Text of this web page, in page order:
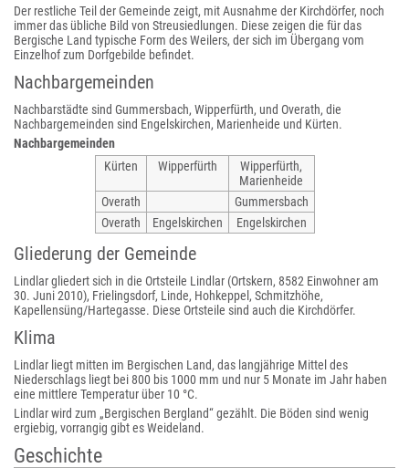
Der restliche Teil der Gemeinde zeigt, mit Ausnahme der Kirchdörfer, noch
immer das übliche Bild von Streusiedlungen. Diese zeigen die für das
Bergische Land typische Form des Weilers, der sich im Übergang vom
Einzelhof zum Dorfgebilde befindet.
Nachbargemeinden
Nachbarstädte sind Gummersbach, Wipperfürth, und Overath, die
Nachbargemeinden sind Engelskirchen, Marienheide und Kürten.
Nachbargemeinden
Kürten
Wipperfürth
Wipperfürth,
Marienheide
Overath
Gummersbach
Overath
Engelskirchen Engelskirchen
Gliederung der Gemeinde
Lindlar gliedert sich in die Ortsteile Lindlar (Ortskern, 8582 Einwohner am
30. Juni 2010), Frielingsdorf, Linde, Hohkeppel, Schmitzhöhe,
Kapellensüng/Hartegasse. Diese Ortsteile sind auch die Kirchdörfer.
Klima
Lindlar liegt mitten im Bergischen Land, das langjährige Mittel des
Niederschlags liegt bei 800 bis 1000 mm und nur 5 Monate im Jahr haben
eine mittlere Temperatur über 10 °C.
Lindlar wird zum „Bergischen Bergland“ gezählt. Die Böden sind wenig
ergiebig, vorrangig gibt es Weideland.
Geschichte